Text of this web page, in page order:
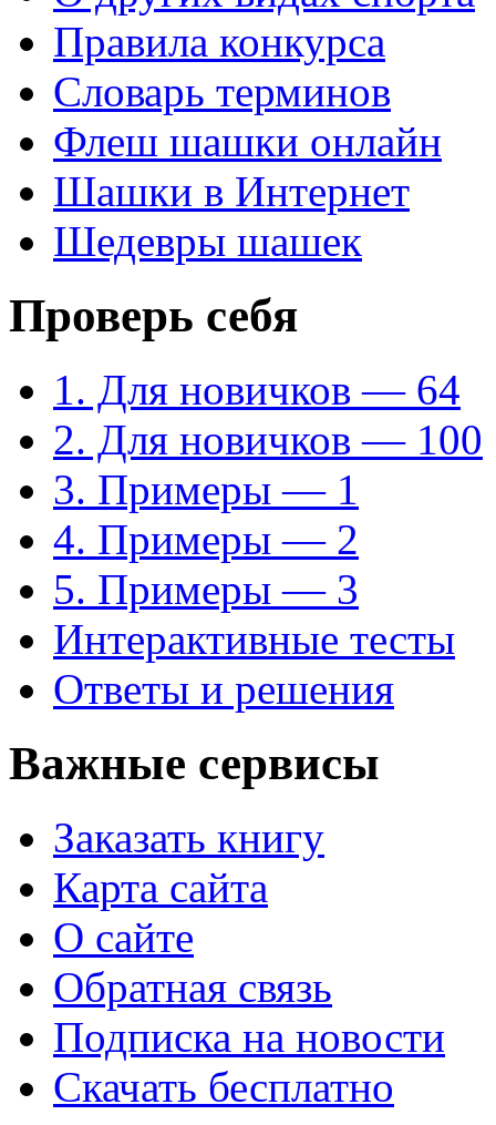
Правила конкурса
Словарь терминов
Флеш шашки онлайн
Шашки в Интернет
Шедевры шашек
Проверь себя
1. Для новичков — 64
2. Для новичков — 100
3. Примеры — 1
4. Примеры — 2
5. Примеры — 3
Интерактивные тесты
Ответы и решения
Важные сервисы
Заказать книгу
Карта сайта
О сайте
Обратная связь
Подписка на новости
Скачать бесплатно